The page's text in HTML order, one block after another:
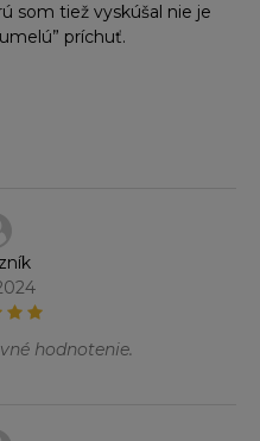
som tiež vyskúšal nie je
príchuť.
hodnotenie.